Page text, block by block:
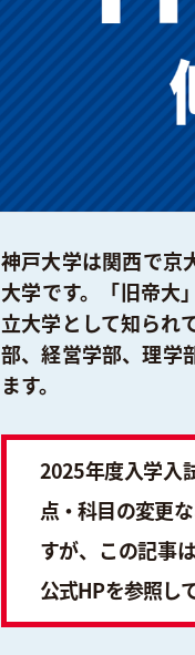
神戸大学は関西で京
大学です。「旧帝大
立大学として知られ
部、経営学部、理学
ます。
2025年度入学入
点・科目の変更
すが、この記事
公式HPを参照し